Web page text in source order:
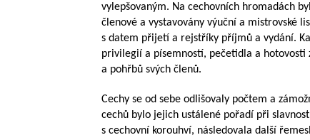
vylepšovaným. Na cechovních hromadách
členové a vystavovány výuční a mistrovské
s datem přijetí a rejstříky příjmů a vydání.
privilegií a písemností, pečetidla a hotovosti
a pohřbů svých členů.
Cechy se od sebe odlišovaly počtem a
cechů bylo jejich ustálené pořadí při
s cechovní korouhví, následovala další